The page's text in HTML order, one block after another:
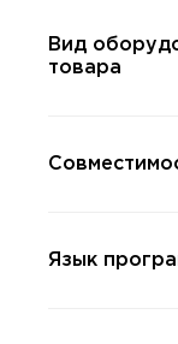
Вид
товара
Язык